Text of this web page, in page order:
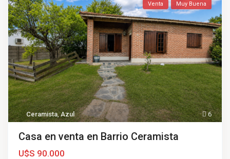
6
Ceramista ,Azul
Venta Muy Buena
Casa en venta en Barrio Ceramista
U$S 90.000